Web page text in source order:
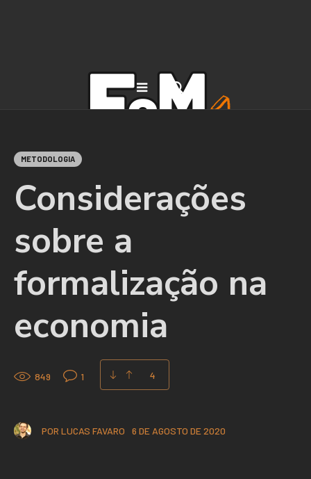
METODOLOGIA
Considerações
sobre a
formalização na
economia
849 1 4
POR LUCAS FAVARO 6 DE AGOSTO DE 2020